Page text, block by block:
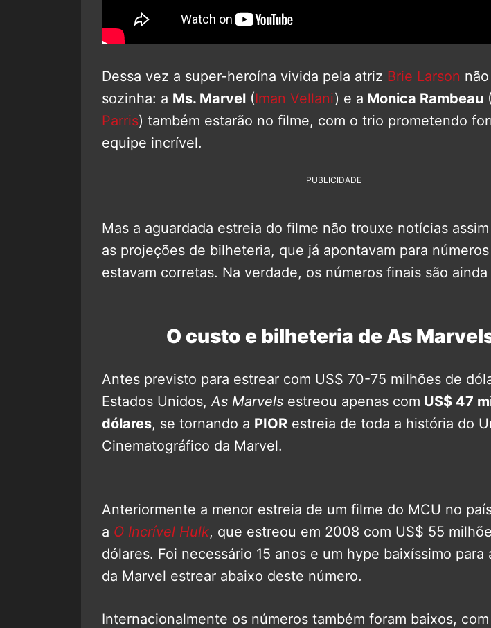
Dessa vez a super-heroína vivida pela atriz Brie Larson
sozinha: a Ms. Marvel (Iman Vellani) e a Monica Rambeau (
Parris) também estarão no filme, com o trio prometendo
equipe incrível.
PUBLICIDADE
Mas a aguardada estreia do filme não trouxe notícias
as projeções de bilheteria, que já apontavam para
estavam corretas. Na verdade, os números finais são ainda
O custo e bilheteria de As
Antes previsto para estrear com US$ 70-75 milhões de
Estados Unidos, As Marvels estreou apenas com US$ 47
dólares, se tornando a PIOR estreia de toda a história do
Cinematográfico da Marvel.
Anteriormente a menor estreia de um filme do MCU no
a O Incrível Hulk, que estreou em 2008 com US$ 55
dólares. Foi necessário 15 anos e um hype baixíssimo para
da Marvel estrear abaixo deste número.
Internacionalmente os números também foram baixos,